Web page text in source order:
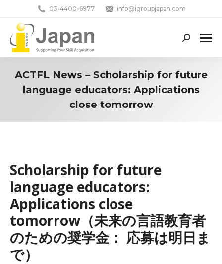
03-4400-6977 info@igroupjapan.com
Search:
ACTFL News – Scholarship for future
language educators: Applications
close tomorrow
Scholarship for future
language educators:
Applications close
tomorrow（未来の言語教育者
のための奨学金： 応募は明日ま
で）